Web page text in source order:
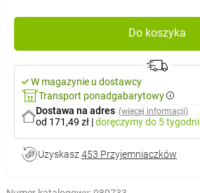
Do koszyka
W magazynie u dostawcy
Transport ponadgabarytowy
Dostawa na adres (więcej informacji)
od 171,49 zł |doręczymydo 5 tygodni
Uzyskasz 453 Przyjemniaczków